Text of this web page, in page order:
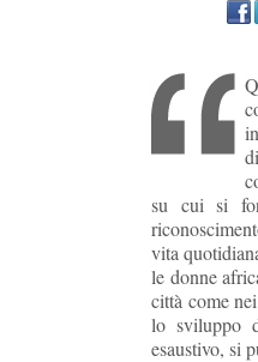
su cui si
vita
le donne
città come
lo sviluppo
esaustivo, si